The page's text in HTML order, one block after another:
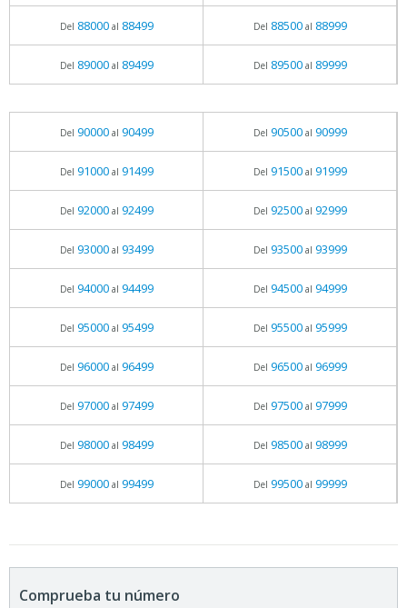
Del 88000al 88499 Del 88500al 88999
Del 89000al 89499 Del 89500al 89999
Del 90000al 90499 Del 90500al 90999
Del 91000al 91499 Del 91500al 91999
Del 92000al 92499 Del 92500al 92999
Del 93000al 93499 Del 93500al 93999
Del 94000al 94499 Del 94500al 94999
Del 95000al 95499 Del 95500al 95999
Del 96000al 96499 Del 96500al 96999
Del 97000al 97499 Del 97500al 97999
Del 98000al 98499 Del 98500al 98999
Del 99000al 99499 Del 99500al 99999
Comprueba tu número